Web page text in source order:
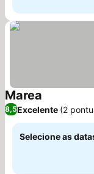
Marea
8,5Excelente (2
Selecione as